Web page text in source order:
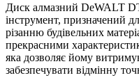
Диск алмазний DeWALT
інструмент, призначений
різанню будівельних
прекрасними
яка дозволяє йому
забезпечувати відмінну